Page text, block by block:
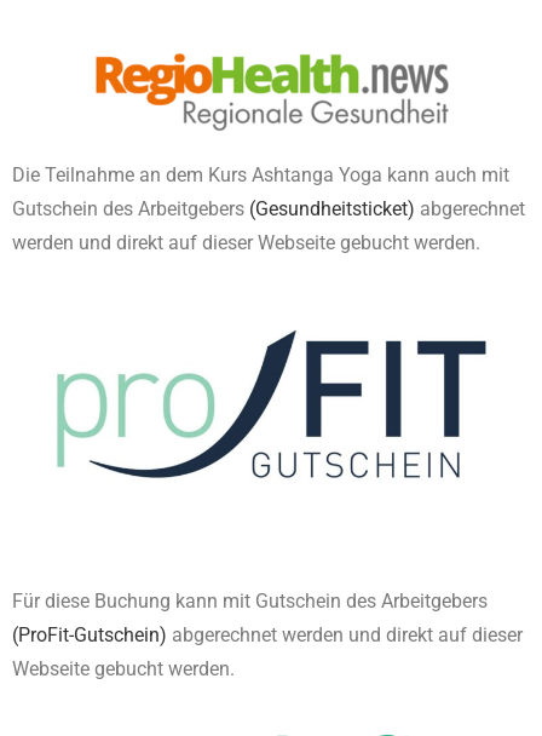
Die Teilnahme an dem Kurs Ashtanga Yoga kann auch mit
Gutschein des Arbeitgebers (Gesundheitsticket) abgerechnet
werden und direkt auf dieser Webseite gebucht werden.
Für diese Buchung kann mit Gutschein des Arbeitgebers
(ProFit-Gutschein) abgerechnet werden und direkt auf dieser
Webseite gebucht werden.